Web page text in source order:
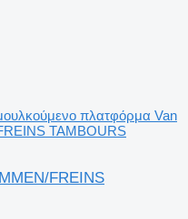
πλατφόρμα Van
TAMBOURS
FREINS